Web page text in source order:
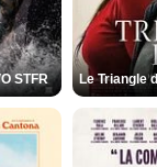
STFR Le Triangle